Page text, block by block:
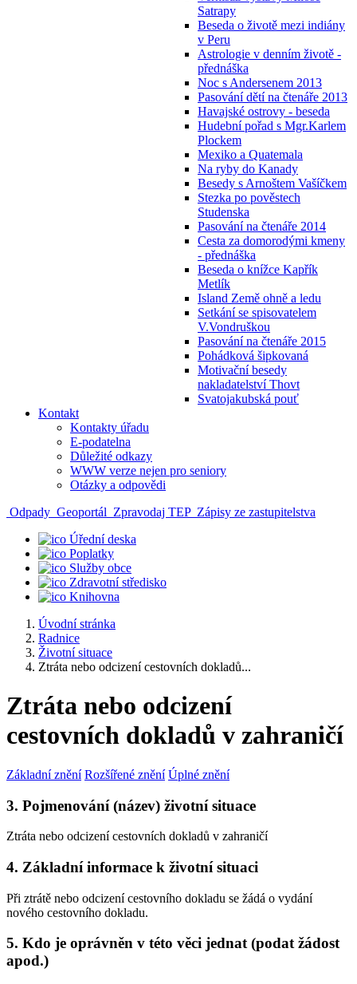
Satrapy
Beseda o životě mezi indiány
v Peru
Astrologie v denním životě -
přednáška
Noc s Andersenem 2013
Pasování dětí na čtenáře 2013
Havajské ostrovy - beseda
Hudební pořad s Mgr.Karlem
Plockem
Mexiko a Quatemala
Na ryby do Kanady
Besedy s Arnoštem Vašíčkem
Stezka po pověstech
Studenska
Pasování na čtenáře 2014
Cesta za domorodými kmeny
- přednáška
Beseda o knížce Kapřík
Metlík
Island Země ohně a ledu
Setkání se spisovatelem
V.Vondruškou
Pasování na čtenáře 2015
Pohádková šipkovaná
Motivační besedy
nakladatelství Thovt
Svatojakubská pouť
Kontakt
Kontakty úřadu
E-podatelna
Důležité odkazy
WWW verze nejen pro seniory
Otázky a odpovědi
Odpady Geoportál Zpravodaj TEP Zápisy ze zastupitelstva
Úřední deska
Poplatky
Služby obce
Zdravotní středisko
Knihovna
Úvodní stránka
Radnice
Životní situace
Ztráta nebo odcizení cestovních dokladů...
Ztráta nebo odcizení
cestovních dokladů v zahraničí
Základní znění Rozšířené znění Úplné znění
3. Pojmenování (název) životní situace
Ztráta nebo odcizení cestovních dokladů v zahraničí
4. Základní informace k životní situaci
Při ztrátě nebo odcizení cestovního dokladu se žádá o vydání
nového cestovního dokladu.
5. Kdo je oprávněn v této věci jednat (podat žádost
apod.)